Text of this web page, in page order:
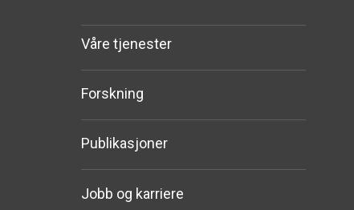
Våre tjenester
Forskning
Publikasjoner
Jobb og karriere